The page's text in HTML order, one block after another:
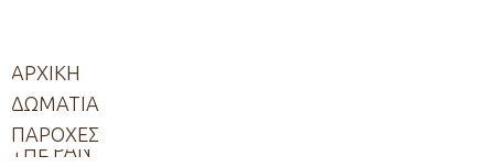
ΑΡΧΙΚΗ
ΔΩΜΑΤΙΑ
ΠΑΡΟΧΕΣ
THE PAN